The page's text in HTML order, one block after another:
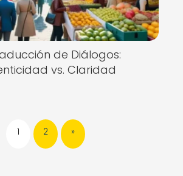
de Diálogos:
vs. Claridad
1 2 »